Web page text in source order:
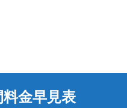
金早見表